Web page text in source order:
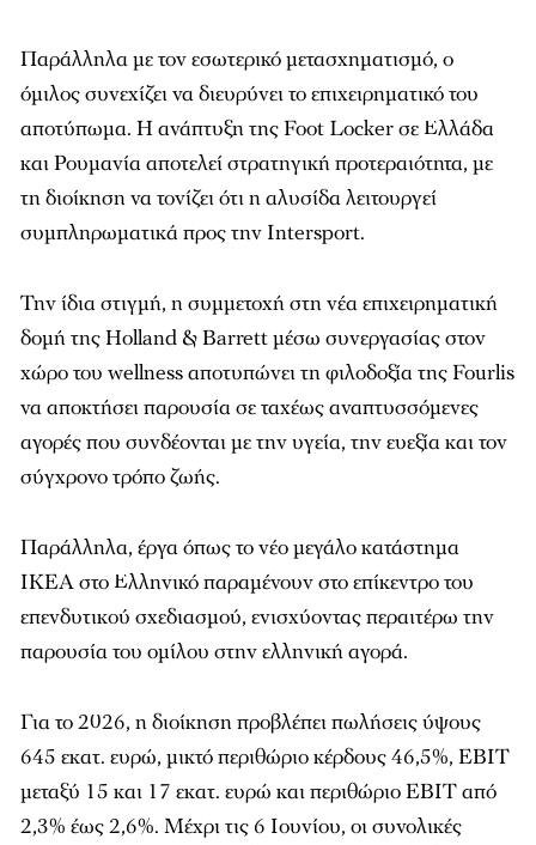
Παράλληλα με τον εσωτερικό μετασχηματισμό, ο
όμιλος συνεχίζει να διευρύνει το επιχειρηματικό του
αποτύπωμα. Η ανάπτυξη της Foot Locker σε Ελλάδα
και Ρουμανία αποτελεί στρατηγική προτεραιότητα, με
τη διοίκηση να τονίζει ότι η αλυσίδα λειτουργεί
συμπληρωματικά προς την Intersport.
Την ίδια στιγμή, η συμμετοχή στη νέα επιχειρηματική
δομή της Holland & Barrett μέσω συνεργασίας στον
χώρο του wellness αποτυπώνει τη φιλοδοξία της Fourlis
να αποκτήσει παρουσία σε ταχέως αναπτυσσόμενες
αγορές που συνδέονται με την υγεία, την ευεξία και τον
σύγχρονο τρόπο ζωής.
Παράλληλα, έργα όπως το νέο μεγάλο κατάστημα
IKEA στο Ελληνικό παραμένουν στο επίκεντρο του
επενδυτικού σχεδιασμού, ενισχύοντας περαιτέρω την
παρουσία του ομίλου στην ελληνική αγορά.
Για το 2026, η διοίκηση προβλέπει πωλήσεις ύψους
645 εκατ. ευρώ, μικτό περιθώριο κέρδους 46,5%, EBIT
μεταξύ 15 και 17 εκατ. ευρώ και περιθώριο EBIT από
2,3% έως 2,6%. Μέχρι τις 6 Ιουνίου, οι συνολικές